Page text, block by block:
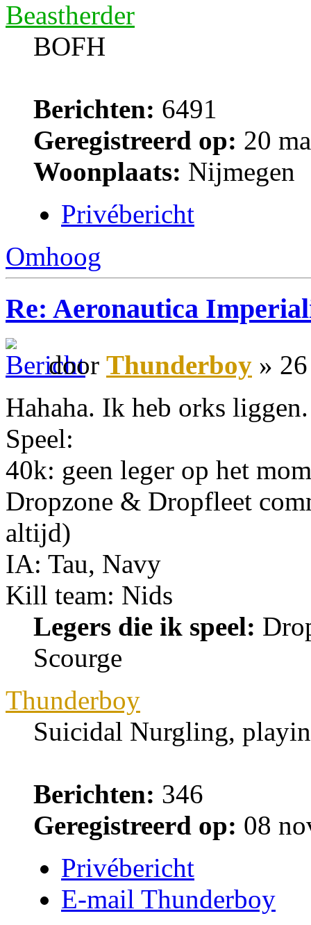
Beastherder
BOFH
Berichten: 6491
Geregistreerd op: 20
Woonplaats: Nijmegen
Privébericht
Omhoog
Re: Aeronautica
door Thunderboy »
Hahaha. Ik heb orks
Speel:
40k: geen leger op het
Dropzone & Dropfleet
altijd)
IA: Tau, Navy
Kill team: Nids
Legers die ik speel:
Scourge
Thunderboy
Suicidal Nurgling,
Berichten: 346
Geregistreerd op: 08
Privébericht
E-mail Thunderboy